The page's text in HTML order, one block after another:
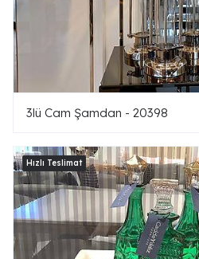
3lü Cam Şamdan - 20398